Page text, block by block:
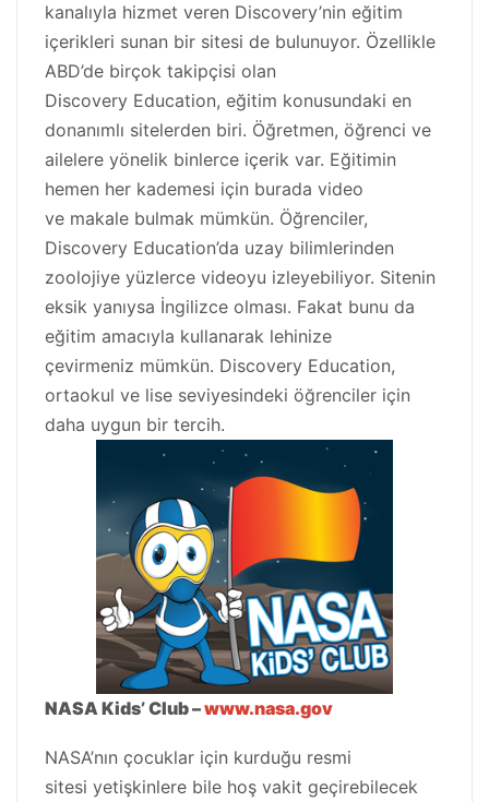
kanalıyla hizmet veren Discovery’nin eğitim
içerikleri sunan bir sitesi de bulunuyor. Özellikle
ABD’de birçok takipçisi olan
Discovery Education, eğitim konusundaki en
donanımlı sitelerden biri. Öğretmen, öğrenci ve
ailelere yönelik binlerce içerik var. Eğitimin
hemen her kademesi için burada video
ve makale bulmak mümkün. Öğrenciler,
Discovery Education’da uzay bilimlerinden
zoolojiye yüzlerce videoyu izleyebiliyor. Sitenin
eksik yanıysa İngilizce olması. Fakat bunu da
eğitim amacıyla kullanarak lehinize
çevirmeniz mümkün. Discovery Education,
ortaokul ve lise seviyesindeki öğrenciler için
daha uygun bir tercih.
NASA Kids’ Club –www.nasa.gov
NASA’nın çocuklar için kurduğu resmi
sitesi yetişkinlere bile hoş vakit geçirebilecek